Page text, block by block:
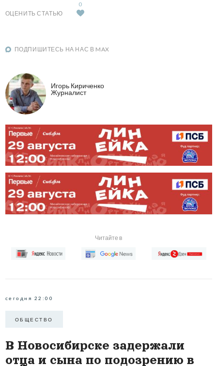
ОЦЕНИТЬ СТАТЬЮ
0
ПОДПИШИТЕСЬ НА НАС В MAX
Игорь Кириченко
Журналист
Читайте в
сегодня 22:00
ОБЩЕСТВО
В Новосибирске задержали
отца и сына по подозрению в